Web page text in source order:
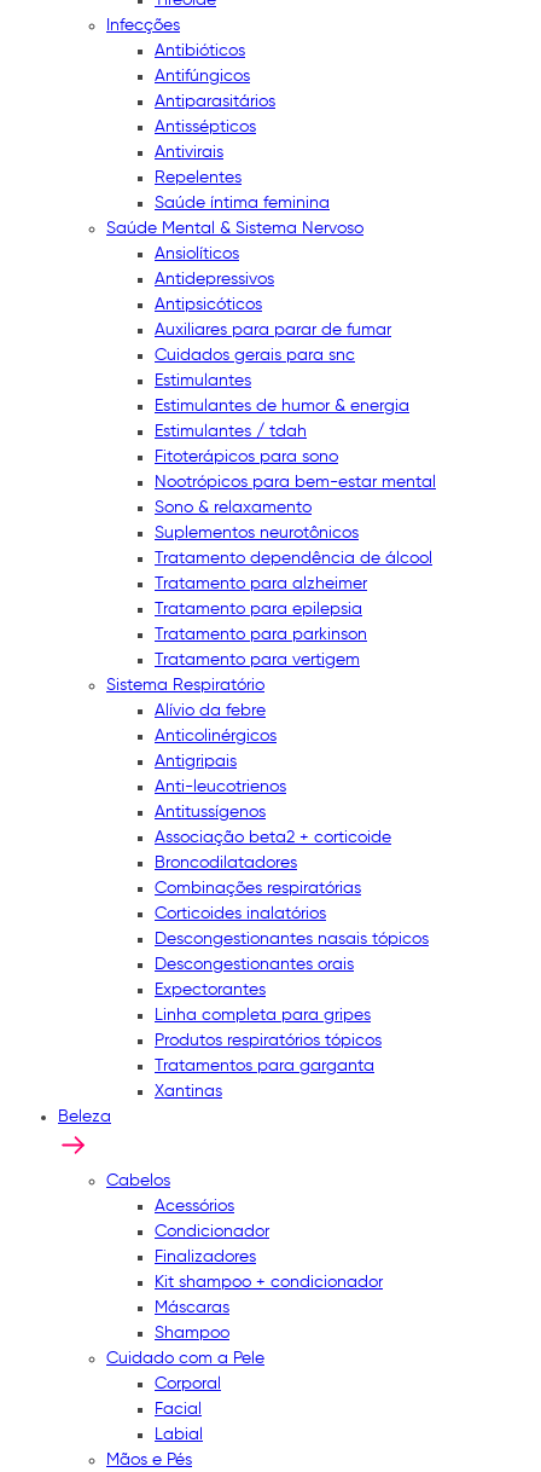
Infecções
Antibióticos
Antifúngicos
Antiparasitários
Antissépticos
Antivirais
Repelentes
Saúde íntima feminina
Saúde Mental & Sistema Nervoso
Ansiolíticos
Antidepressivos
Antipsicóticos
Auxiliares para parar de fumar
Cuidados gerais para snc
Estimulantes
Estimulantes de humor & energia
Estimulantes / tdah
Fitoterápicos para sono
Nootrópicos para bem-estar mental
Sono & relaxamento
Suplementos neurotônicos
Tratamento dependência de álcool
Tratamento para alzheimer
Tratamento para epilepsia
Tratamento para parkinson
Tratamento para vertigem
Sistema Respiratório
Alívio da febre
Anticolinérgicos
Antigripais
Anti-leucotrienos
Antitussígenos
Associação beta2 + corticoide
Broncodilatadores
Combinações respiratórias
Corticoides inalatórios
Descongestionantes nasais tópicos
Descongestionantes orais
Expectorantes
Linha completa para gripes
Produtos respiratórios tópicos
Tratamentos para garganta
Xantinas
Beleza
Cabelos
Acessórios
Condicionador
Finalizadores
Kit shampoo + condicionador
Máscaras
Shampoo
Cuidado com a Pele
Corporal
Facial
Labial
Mãos e Pés